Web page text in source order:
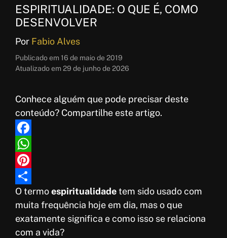
ESPIRITUALIDADE: O QUE É, COMO
DESENVOLVER
Por Fabio Alves
Publicado em 16 de maio de 2019
Atualizado em 29 de junho de 2026
Conhece alguém que pode precisar deste
conteúdo? Compartilhe este artigo.
F
a
c
e
b
o
W
h
a
t
s
P
i
n
t
S
h
a
O termoespiritualidadetem sido usado com
muita frequência hoje em dia, mas o que
exatamente significa e como isso se relaciona
com a vida?